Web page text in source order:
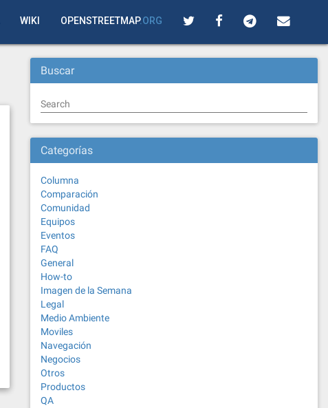
WIKI OPENSTREETMAP.ORG
Buscar
Search
Categorías
Columna
Comparación
Comunidad
Equipos
Eventos
FAQ
General
How-to
Imagen de la Semana
Legal
Medio Ambiente
Moviles
Navegación
Negocios
Otros
Productos
QA